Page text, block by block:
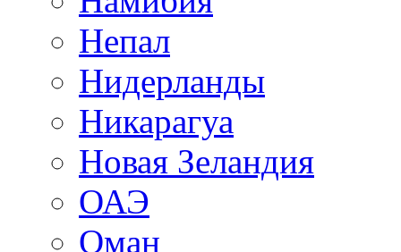
Непал
Нидерланды
Никарагуа
Новая Зеландия
ОАЭ
Оман